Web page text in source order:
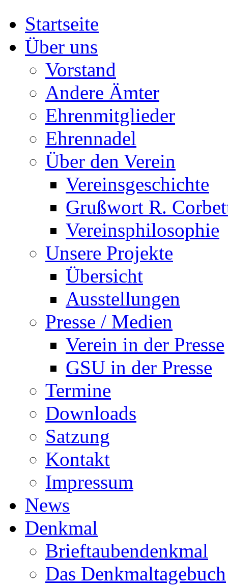
Startseite
Über uns
Vorstand
Andere Ämter
Ehrenmitglieder
Ehrennadel
Über den Verein
Vereinsgeschichte
Grußwort R.
Vereinsphilosophie
Unsere Projekte
Übersicht
Ausstellungen
Presse / Medien
Verein in der Presse
GSU in der Presse
Termine
Downloads
Satzung
Kontakt
Impressum
News
Denkmal
Brieftaubendenkmal
Das Denkmaltagebuch